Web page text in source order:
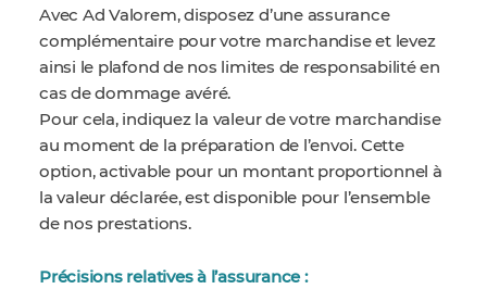
Avec Ad Valorem, disposez d’une assurance
complémentaire pour votre marchandise et levez
ainsi le plafond de nos limites de responsabilité en
cas de dommage avéré.
Pour cela, indiquez la valeur de votre marchandise
au moment de la préparation de l’envoi. Cette
option, activable pour un montant proportionnel à
la valeur déclarée, est disponible pour l’ensemble
de nos prestations.
Précisions relatives à l’assurance :